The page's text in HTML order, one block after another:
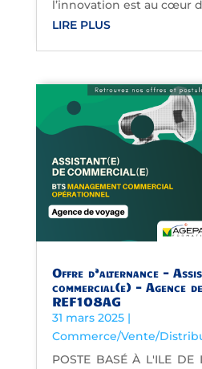
l’innovation est au cœur
LIRE PLUS
Offre d’alternance –
commercial(e) – Agence
REF108AG
31 mars 2025|
Commerce/Vente/
POSTE BASÉ À L'ILE DE